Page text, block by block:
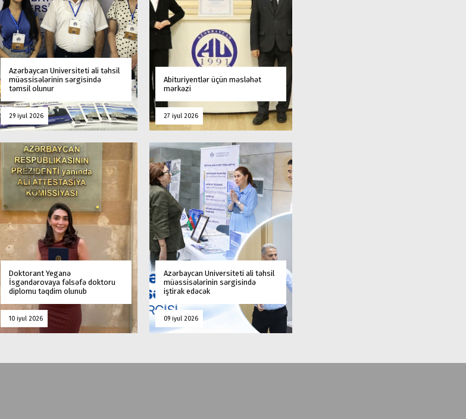
Azərbaycan Universiteti ali təhsil
müəssisələrinin sərgisində
təmsil olunur
29 iyul 2026
Abituriyentlər üçün məsləhət
mərkəzi
27 iyul 2026
Doktorant Yeganə
İsgəndərovaya fəlsəfə doktoru
diplomu təqdim olunub
10 iyul 2026
Azərbaycan Universiteti ali təhsil
müəssisələrinin sərgisində
iştirak edəcək
09 iyul 2026